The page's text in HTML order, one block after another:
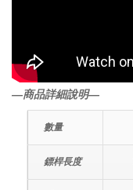
―商品詳細說明―
數量
鏢桿長度